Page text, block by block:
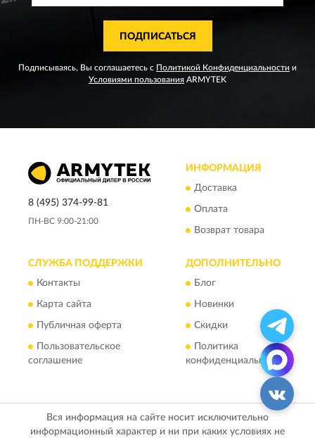
ПОДПИСАТЬСЯ
Подписываясь, Вы соглашаетесь с Политикой Конфиденциальности и
Условиями пользования ARMYTEK
8 (495) 374-99-81
ПН-ВС 9:00-21:00
ИНФОРМАЦИЯ
Доставка
Оплата
Возврат товара
СЛУЖБА ПОДДЕРЖКИ
Контакты
Карта сайта
Публичная оферта
Пользовательское
соглашение
ДОПОЛНИТЕЛЬНО
Блог
Новинки
Скидки
Политика
конфиденциальности
Вся информация на сайте носит исключительно
информационный характер и ни при каких условиях не